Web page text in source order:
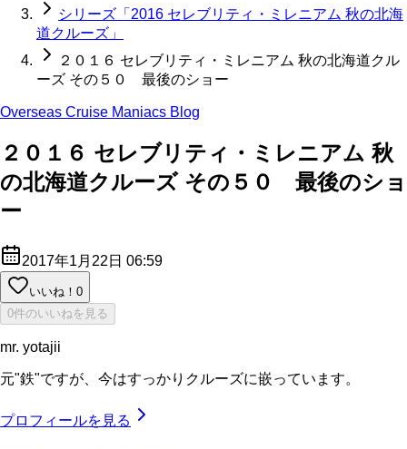
シリーズ「2016 セレブリティ・ミレニアム 秋の北海
道クルーズ」
２０１６ セレブリティ・ミレニアム 秋の北海道クル
ーズ その５０ 最後のショー
Overseas Cruise Maniacs Blog
２０１６ セレブリティ・ミレニアム 秋
の北海道クルーズ その５０ 最後のショ
ー
2017年1月22日 06:59
いいね！ 0
0件のいいねを見る
mr. yotajii
元"鉄"ですが、今はすっかりクルーズに嵌っています。
プロフィールを見る